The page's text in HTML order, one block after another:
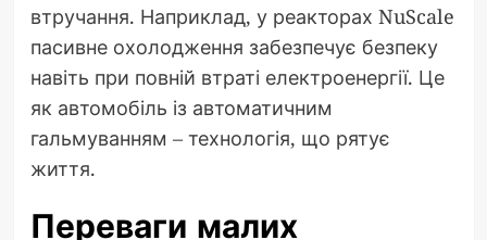
втручання. Наприклад, у реакторах NuScale
пасивне охолодження забезпечує безпеку
навіть при повній втраті електроенергії. Це
як автомобіль із автоматичним
гальмуванням – технологія, що рятує
життя.
Переваги малих